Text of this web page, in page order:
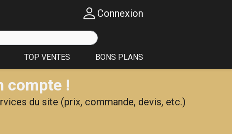
Connexion
TOP VENTES BONS PLANS
compte !
du site (prix, commande, devis, etc.)